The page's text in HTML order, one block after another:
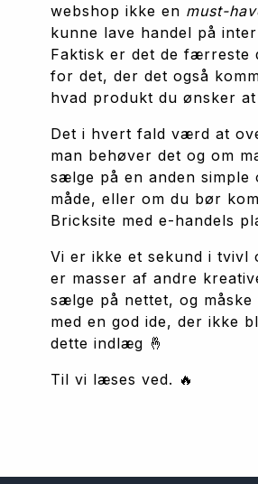
webshop ikke en must-
kunne lave handel på
Faktisk er det de færreste
for det, der det også
hvad produkt du ønsker
Det i hvert fald værd at
man behøver det og om
sælge på en anden simple
måde, eller om du bør
Bricksite med e-handels
Vi er ikke et sekund i tvivl
er masser af andre
sælge på nettet, og måske
med en god ide, der ikke
dette indlæg 🤞
Til vi læses ved. 🔥